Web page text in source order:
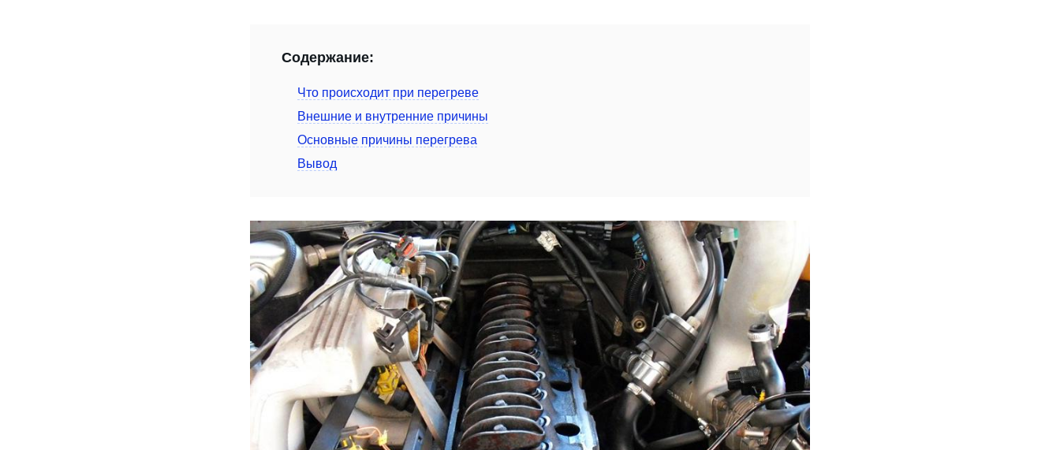
Содержание:
Что происходит при перегреве
Внешние и внутренние причины
Основные причины перегрева
Вывод